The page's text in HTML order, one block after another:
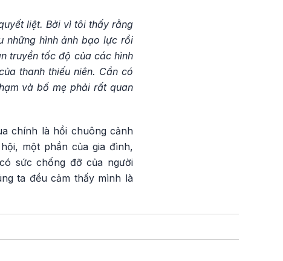
liệt. Bởi vì tôi thấy rằng
những hình ảnh bạo lực rồi
truyền tốc độ của các hình
thanh thiếu niên. Cần có
và bố mẹ phải rất quan
chính là hồi chuông cảnh
một phần của gia đình,
sức chống đỡ của người
ta đều cảm thấy mình là